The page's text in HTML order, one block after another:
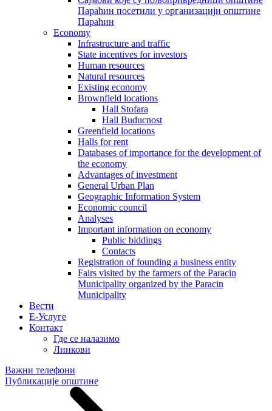
Параћин посетили у организацији општине
Параћин
Economy
Infrastructure and traffic
State incentives for investors
Human resources
Natural resources
Existing economy
Brownfield locations
Hall Stofara
Hall Buducnost
Greenfield locations
Halls for rent
Databases of importance for the development of
the economy
Advantages of investment
General Urban Plan
Geographic Information System
Еconomic council
Analyses
Important information on economy
Public biddings
Contacts
Registration of founding a business entity
Fairs visited by the farmers of the Paracin
Municipality organized by the Paracin
Municipality
Вести
E-Услуге
Контакт
Где се налазимо
Линкови
Важни телефони
Публикације општине